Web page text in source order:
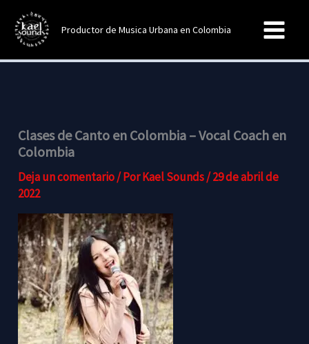
contenido
Productor de Musica Urbana en Colombia
Clases de Canto en Colombia – Vocal Coach en
Colombia
Deja un comentario/ PorKael Sounds/29 de abril de
2022